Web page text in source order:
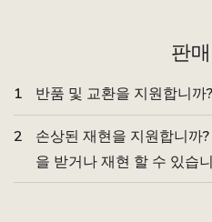
판
1 반품 및 교환을 지원합니까?
2
손상된 재현을 지원합니까
을 받거나 재현 할 수 있습